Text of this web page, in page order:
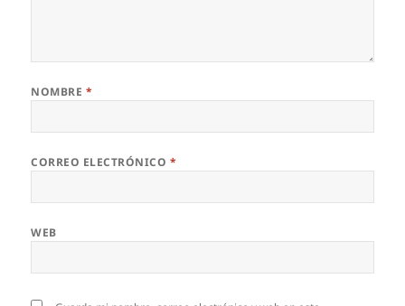
NOMBRE *
CORREO ELECTRÓNICO *
WEB